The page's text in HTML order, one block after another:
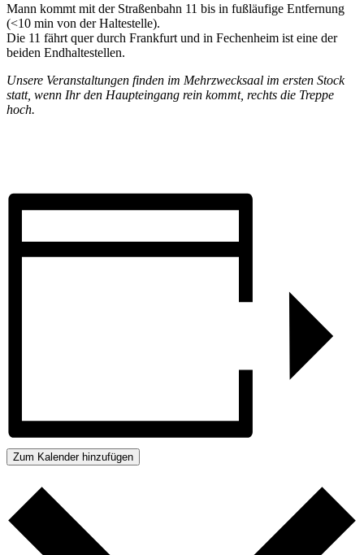
Mann kommt mit der Straßenbahn 11 bis in fußläufige Entfernung
(<10 min von der Haltestelle).
Die 11 fährt quer durch Frankfurt und in Fechenheim ist eine der
beiden Endhaltestellen.
Unsere Veranstaltungen finden im Mehrzwecksaal im ersten Stock
statt, wenn Ihr den Haupteingang rein kommt, rechts die Treppe
hoch.
Zum Kalender hinzufügen